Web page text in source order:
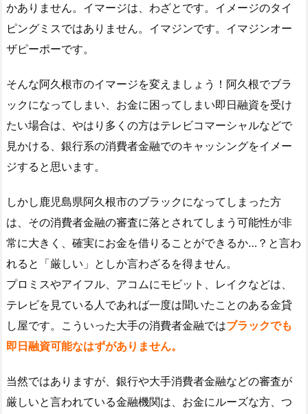
かありません。イマージは、わざとです。イメージのタイ
ピングミスではありません。イマジンです。イマジンオー
ザピーポーです。
そんな阿久根市のイマージを変えましょう！阿久根でブラ
ックになってしまい、お金に困ってしまい即日融資を受け
たい場合は、やはり多くの方はテレビコマーシャルなどで
見かける、銀行系の消費者金融でのキャッシングをイメー
ジすると思います。
しかし鹿児島県阿久根市のブラックになってしまった方
は、その消費者金融の審査に落とされてしまう可能性が非
常に大きく、確実にお金を借りることができるか…？と言わ
れると「厳しい」としか言わざるを得ません。
プロミスやアイフル、アコムにモビット、レイクなどは、
テレビを見ている人であれば一度は聞いたことのある金貸
し屋です。こういった大手の消費者金融ではブラックでも
即日融資可能なはずがありません。
当然ではありますが、銀行や大手消費者金融などの審査が
厳しいと言われている金融機関は、お金にルーズな方、つ